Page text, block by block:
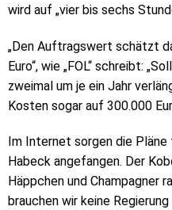
wird auf „vier bis sechs
„Den Auftragswert schätzt
Euro“, wie „FOL“ schreibt:
zweimal um je ein Jahr
Kosten sogar auf 300.000
Im Internet sorgen die Pläne
Habeck angefangen. Der
Häppchen und Champagner
brauchen wir keine